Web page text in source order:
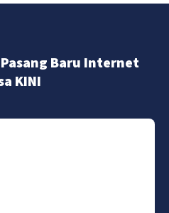
Baru Internet
KINI